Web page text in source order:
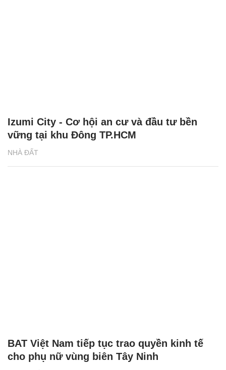
NHÀ ĐẤT
Izumi City - Cơ hội an cư và đầu tư bền
vững tại khu Đông TP.HCM
BAT Việt Nam tiếp tục trao quyền kinh tế
cho phụ nữ vùng biên Tây Ninh